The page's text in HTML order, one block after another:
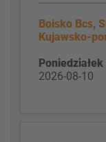
Boisko Bcs,
Kujawsko-
2026-08-10